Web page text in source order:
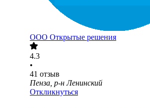
ООО Открытые решения
4.3
•
41 отзыв
Пенза, р-н Ленинский
Откликнуться